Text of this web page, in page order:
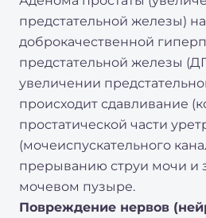
предстательной железы)
доброкачественной
предстательной железы
увеличении
происходит сдавливание
простатической части
(мочеиспускательного
прерыванию струи мочи и
мочевом пузыре.
Повреждение нервов